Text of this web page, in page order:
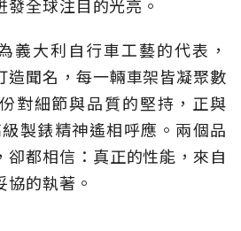
全球注目的光亮。
義大利自行車工藝的代表，
造聞名，每一輛車架皆凝聚數
對細節與品質的堅持，正與
製錶精神遙相呼應。兩個品
卻都相信：真正的性能，來自
的執著。